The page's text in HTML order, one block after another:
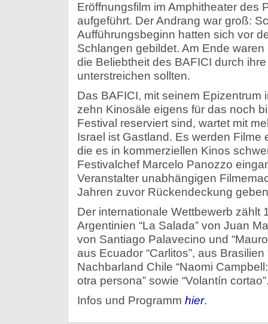
Eröffnungsfilm im Amphitheater des
aufgeführt. Der Andrang war groß:
Aufführungsbeginn hatten sich vor
Schlangen gebildet. Am Ende
die Beliebtheit des BAFICI durch
unterstreichen sollten.
Das BAFICI, mit seinem Epizentrum
zehn Kinosäle eigens für das noch
Festival reserviert sind, wartet mit
Israel ist Gastland. Es werden Filme
die es in kommerziellen Kinos
Festivalchef Marcelo Panozzo
Veranstalter unabhängigen
Jahren zuvor Rückendeckung
Der internationale Wettbewerb zählt
Argentinien “La Salada” von Juan
von Santiago Palavecino und
aus Ecuador “Carlitos”, aus
Nachbarland Chile “Naomi
otra persona” sowie “Volantín
Infos und Programm hier.